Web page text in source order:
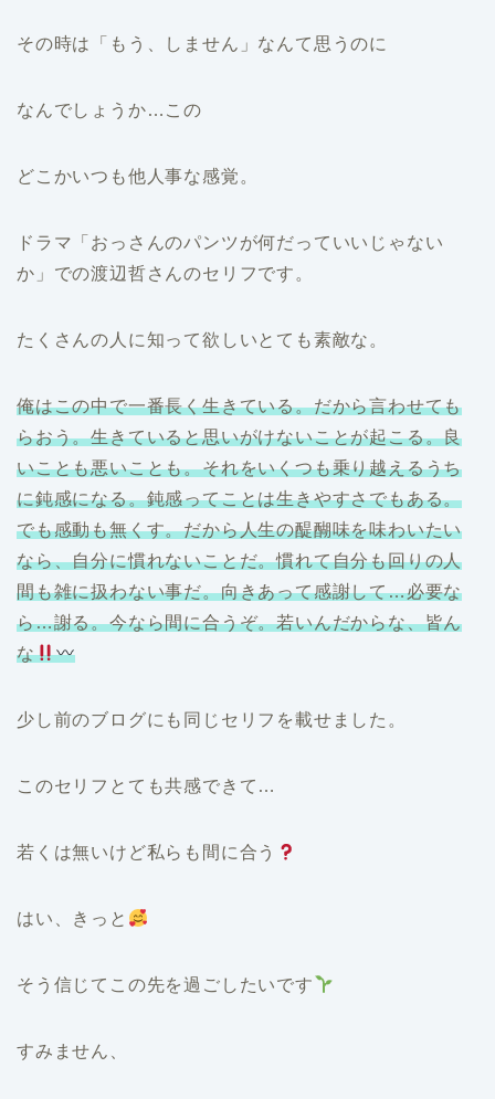
その時は「もう、しません」なんて思うのに
なんでしょうか…この
どこかいつも他人事な感覚。
ドラマ「おっさんのパンツが何だっていいじゃない
か」での渡辺哲さんのセリフです。
たくさんの人に知って欲しいとても素敵な。
俺はこの中で一番長く生きている。だから言わせても
らおう。生きていると思いがけないことが起こる。良
いことも悪いことも。それをいくつも乗り越えるうち
に鈍感になる。鈍感ってことは生きやすさでもある。
でも感動も無くす。だから人生の醍醐味を味わいたい
なら、自分に慣れないことだ。慣れて自分も回りの人
間も雑に扱わない事だ。向きあって感謝して…必要な
ら…謝る。今なら間に合うぞ。若いんだからな、皆ん
な
少し前のブログにも同じセリフを載せました。
このセリフとても共感できて…
若くは無いけど私らも間に合う
はい、きっと
そう信じてこの先を過ごしたいです
すみません、